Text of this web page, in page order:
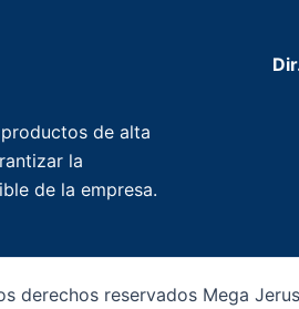
de alta
la
de la empresa.
derechos reservados Mega